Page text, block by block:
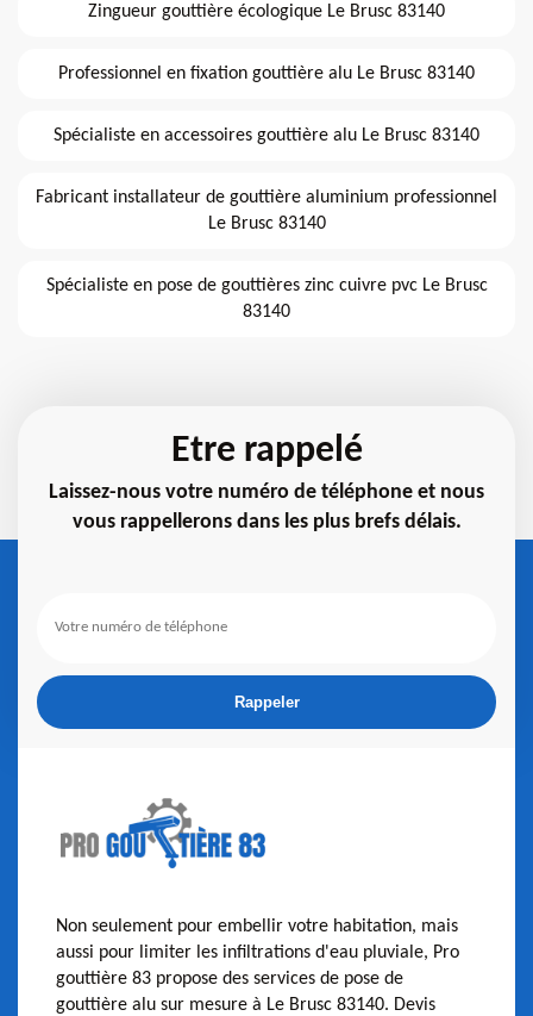
Zingueur gouttière écologique Le Brusc 83140
Professionnel en fixation gouttière alu Le Brusc 83140
Spécialiste en accessoires gouttière alu Le Brusc 83140
Fabricant installateur de gouttière aluminium professionnel
Le Brusc 83140
Spécialiste en pose de gouttières zinc cuivre pvc Le Brusc
83140
Etre rappelé
Laissez-nous votre numéro de téléphone et nous
vous rappellerons dans les plus brefs délais.
Non seulement pour embellir votre habitation, mais
aussi pour limiter les infiltrations d'eau pluviale, Pro
gouttière 83 propose des services de pose de
gouttière alu sur mesure à Le Brusc 83140. Devis